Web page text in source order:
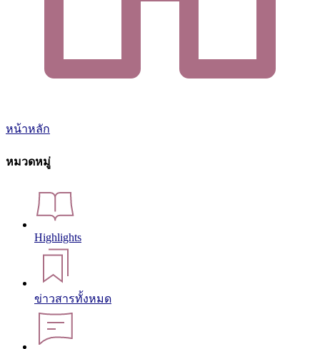
หน้าหลัก
หมวดหมู่
Highlights
ข่าวสารทั้งหมด